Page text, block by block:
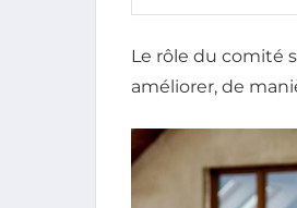
Le rôle du comité
améliorer, de